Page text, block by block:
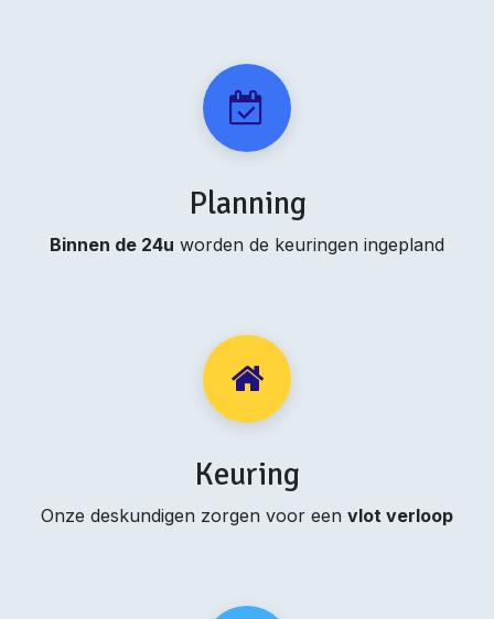
Planning
Binnen de 24u worden de keuringen ingepland
Keuring
Onze deskundigen zorgen voor een vlot verloop